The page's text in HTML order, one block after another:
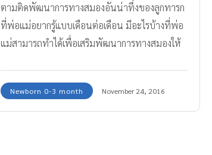
ตามติดพัฒนาการทางสมองอันน่าทึ่งของลูกทารก
ที่พ่อแม่อยากรู้แบบเดือนต่อเดือน มีอะไรบ้างที่พ่อ
แม่สามารถทำได้เพื่อเสริมพัฒนาการทางสมองให้
Newborn 0-3 month November 24, 2016